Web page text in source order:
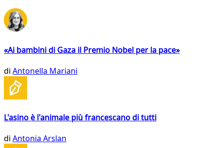
«Ai bambini di Gaza il Premio Nobel per la pace»
di Antonella Mariani
L'asino è l'animale più francescano di tutti
di Antonia Arslan